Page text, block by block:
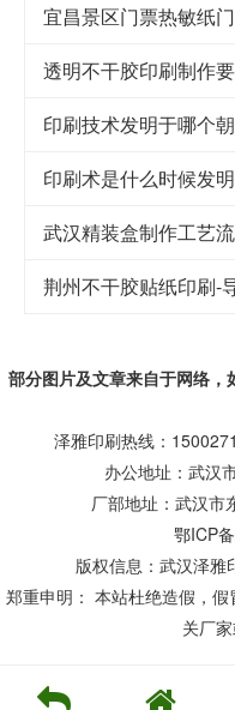
宜昌景区门票热敏纸
透明不干胶印刷制作
印刷技术发明于哪个
武汉精装盒制作工艺
荆州不干胶贴纸印刷-
部分图片及文章来自于网络，
泽雅印刷热线：
办公地址：武汉
厂部地址：武汉市
鄂ICP
版权信息：武汉泽雅
郑重申明： 本站杜绝造假，
关厂